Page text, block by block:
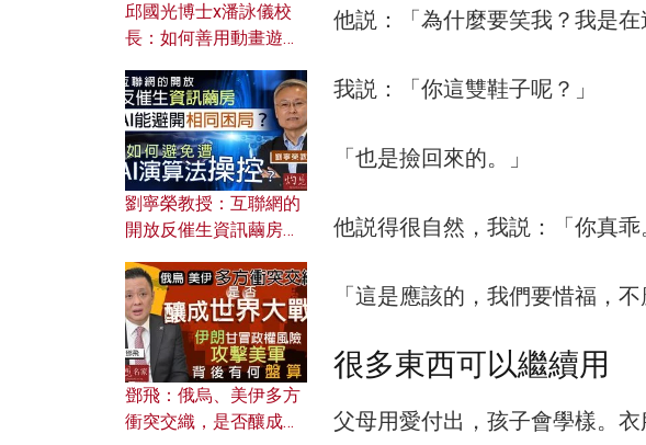
他説：「為什麼要笑我？我是在
我説：「你這雙鞋子呢？」
「也是撿回來的。」
他説得很自然，我説：「你真乖
「這是應該的，我們要惜福，不
很多東西可以繼續用
父母用愛付出，孩子會學樣。
邱國光博士x潘詠儀校
長：如何善用動畫遊戲
劉寧榮教授：互聯網的
開放反催生資訊繭房，
何避免遭AI演算法操
控？
鄧飛：俄烏、美伊多方
衝突交織，是否釀成世